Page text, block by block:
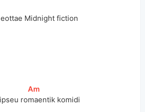
Midnight fiction
ro
[
Am
maentik komidi